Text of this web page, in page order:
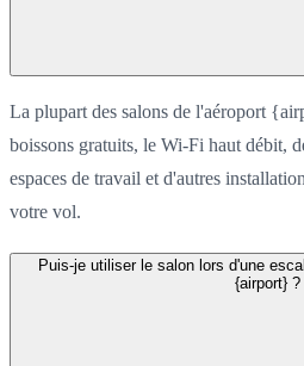
La plupart des salons de l'aéroport
boissons gratuits, le Wi-Fi haut débit,
espaces de travail et d'autres
votre vol.
Puis-je utiliser le salon lors d'une
{airport} ?